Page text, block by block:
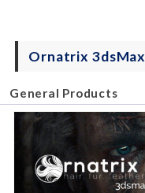
Ornatrix 3dsMax
General Products